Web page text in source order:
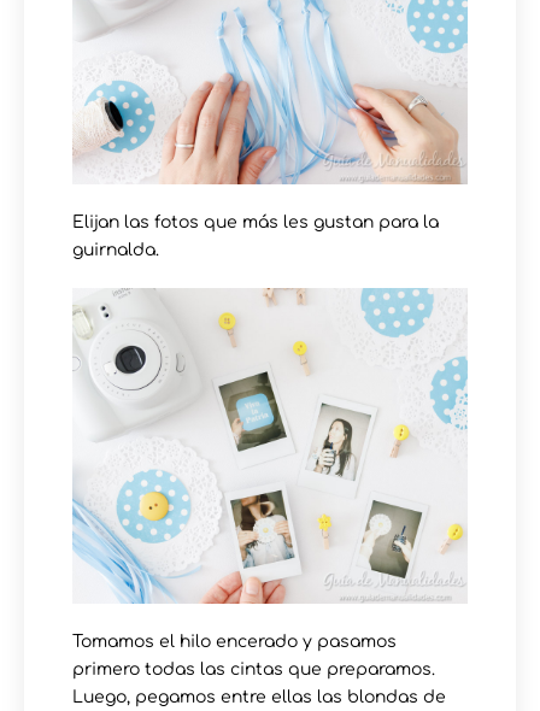
Elijan las fotos que más les gustan para la
guirnalda.
Tomamos el hilo encerado y pasamos
primero todas las cintas que preparamos.
Luego, pegamos entre ellas las blondas de